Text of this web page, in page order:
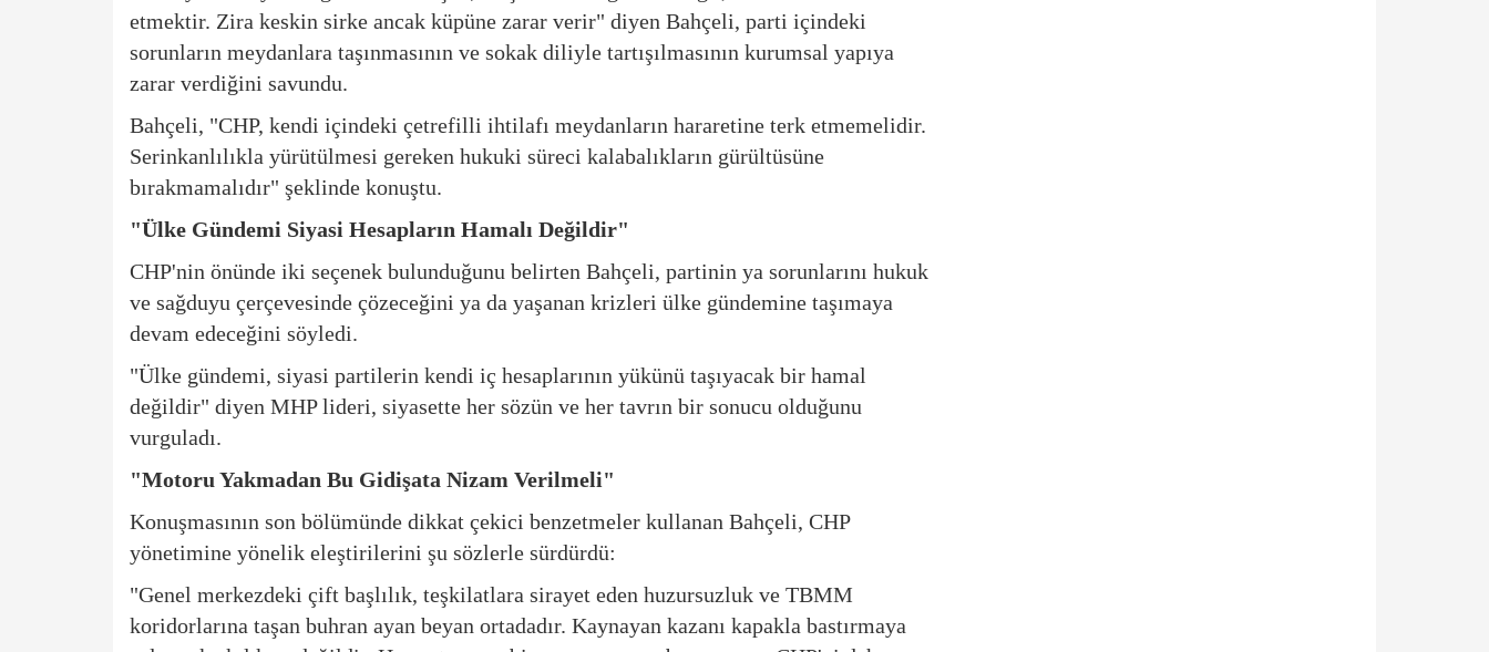
etmektir. Zira keskin sirke ancak küpüne zarar verir" diyen Bahçeli, parti içindeki
sorunların meydanlara taşınmasının ve sokak diliyle tartışılmasının kurumsal yapıya
zarar verdiğini savundu.
Bahçeli, "CHP, kendi içindeki çetrefilli ihtilafı meydanların hararetine terk etmemelidir.
Serinkanlılıkla yürütülmesi gereken hukuki süreci kalabalıkların gürültüsüne
bırakmamalıdır" şeklinde konuştu.
"Ülke Gündemi Siyasi Hesapların Hamalı Değildir"
CHP'nin önünde iki seçenek bulunduğunu belirten Bahçeli, partinin ya sorunlarını hukuk
ve sağduyu çerçevesinde çözeceğini ya da yaşanan krizleri ülke gündemine taşımaya
devam edeceğini söyledi.
"Ülke gündemi, siyasi partilerin kendi iç hesaplarının yükünü taşıyacak bir hamal
değildir" diyen MHP lideri, siyasette her sözün ve her tavrın bir sonucu olduğunu
vurguladı.
"Motoru Yakmadan Bu Gidişata Nizam Verilmeli"
Konuşmasının son bölümünde dikkat çekici benzetmeler kullanan Bahçeli, CHP
yönetimine yönelik eleştirilerini şu sözlerle sürdürdü:
"Genel merkezdeki çift başlılık, teşkilatlara sirayet eden huzursuzluk ve TBMM
koridorlarına taşan buhran ayan beyan ortadadır. Kaynayan kazanı kapakla bastırmaya